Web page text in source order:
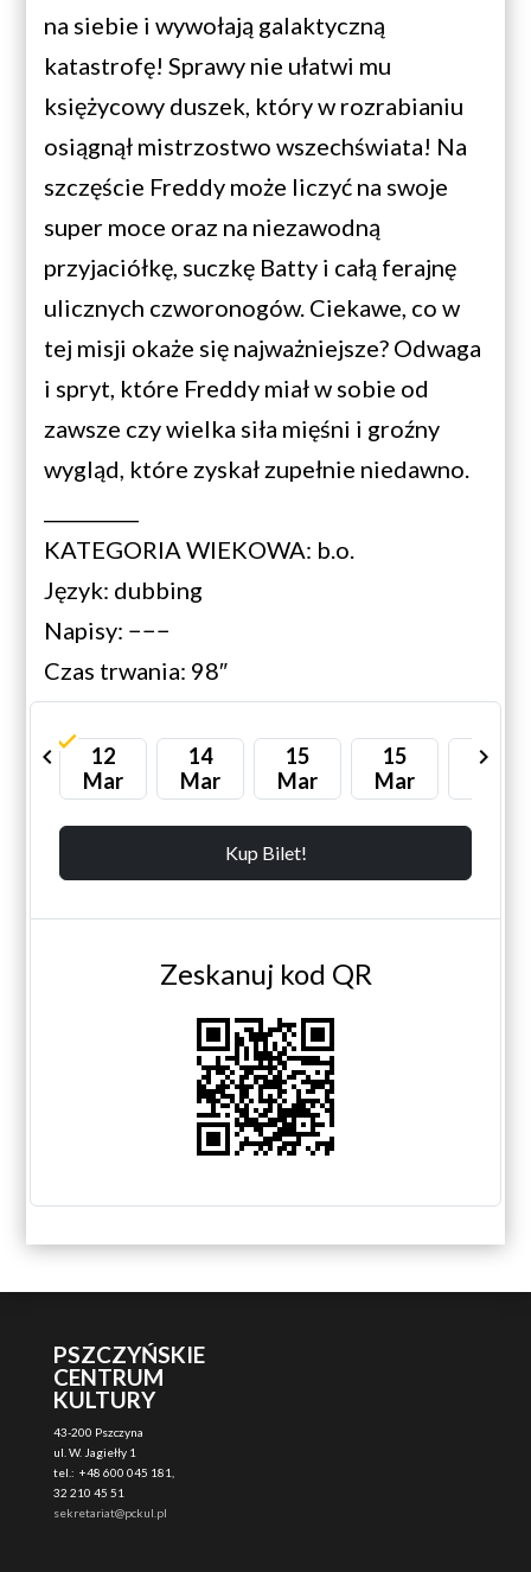
na siebie i wywołają galaktyczną
katastrofę! Sprawy nie ułatwi mu
księżycowy duszek, który w rozrabianiu
osiągnął mistrzostwo wszechświata! Na
szczęście Freddy może liczyć na swoje
super moce oraz na niezawodną
przyjaciółkę, suczkę Batty i całą ferajnę
ulicznych czworonogów. Ciekawe, co w
tej misji okaże się najważniejsze? Odwaga
i spryt, które Freddy miał w sobie od
zawsze czy wielka siła mięśni i groźny
wygląd, które zyskał zupełnie niedawno.
KATEGORIA WIEKOWA: b.o.
Język: dubbing
Napisy: −−−
Czas trwania: 98″
12
Mar
14
Mar
15
Mar
15
Mar
13
chevron_left chevron_right
Kup Bilet!
Zeskanuj kod QR
PSZCZYŃSKIE
CENTRUM
KULTURY
43-200 Pszczyna
ul. W. Jagiełły 1
tel.: +48 600 045 181,
32 210 45 51
sekretariat@pckul.pl